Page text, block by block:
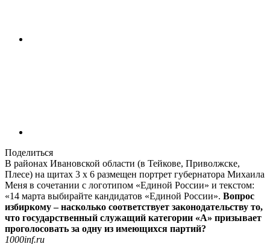
Поделиться
В районах Ивановской области (в Тейкове, Приволжске,
Плесе) на щитах 3 х 6 размещен портрет губернатора Михаила
Меня в сочетании с логотипом «Единой России» и текстом:
«14 марта выбирайте кандидатов «Единой России». Вопрос
избиркому – насколько соответствует законодательству то,
что государственный служащий категории «А» призывает
проголосовать за одну из имеющихся партий?
1000inf.ru